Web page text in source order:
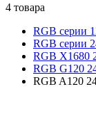
4 товара
RGB серии
RGB серии
RGB X1680
RGB G120
RGB A120